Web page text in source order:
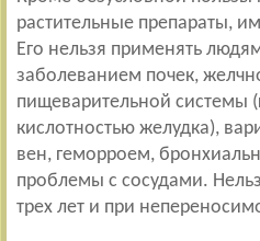
растительные препараты,
Его нельзя применять
заболеванием почек,
пищеварительной системы
кислотностью желудка),
вен, геморроем,
проблемы с сосудами.
трех лет и при